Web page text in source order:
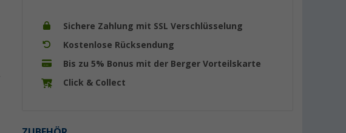
Sichere Zahlung mit SSL Verschlüsselung
Kostenlose Rücksendung
Bis zu 5% Bonus mit der Berger Vorteilskarte
Click & Collect
UVP 74,99 €
€
(6, 99 € / 1 m)